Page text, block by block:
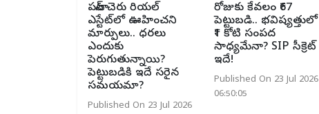
పటాన్ చెరు రియల్
ఎస్టేట్‌లో ఊహించని
మార్పులు.. ధరలు
ఎందుకు
పెరుగుతున్నాయి?
పెట్టుబడికి ఇదే సరైన
సమయమా?
Published On 23 Jul 2026
రోజుకు కేవలం ₹67
పెట్టుబడి.. భవిష్యత్తులో
₹1 కోటి సంపద
సాధ్యమేనా? SIP సీక్రెట్
ఇదే!
Published On 23 Jul 2026
06:50:05